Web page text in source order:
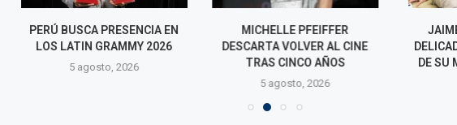
PERÚ BUSCA PRESENCIA EN
LOS LATIN GRAMMY 2026
5 agosto, 2026
MICHELLE PFEIFFER
DESCARTA VOLVER AL CINE
TRAS CINCO AÑOS
5 agosto, 2026
JAIME
DELICADO
DE SU
5